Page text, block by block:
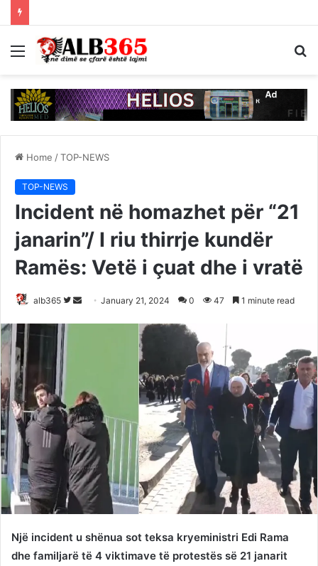
Menu
Home /TOP-NEWS
TOP-NEWS
Incident në homazhet për “21
janarin”/ I riu thirrje kundër
Ramës: Vetë i çuat dhe i vratë
alb365
Follow
Send January 21, 2024 0 47 1 minute read
Një incident u shënua sot teksa kryeministri Edi Rama
dhe familjarë të 4 viktimave të protestës së 21 janarit